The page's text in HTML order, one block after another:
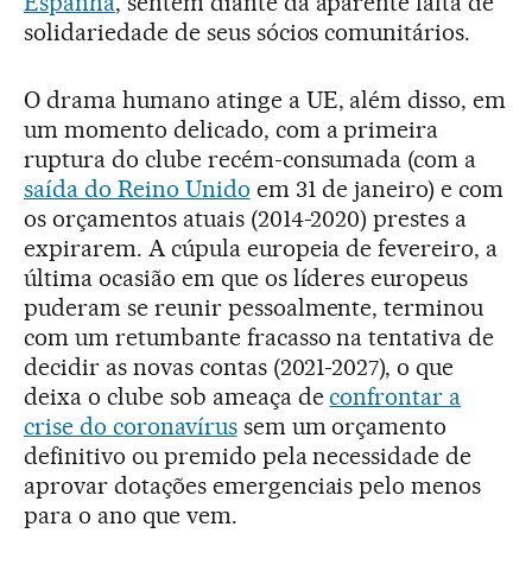
solidariedade de seus sócios comunitários.
O drama humano atinge a UE, além disso, em
um momento delicado, com a primeira
ruptura do clube recém-consumada (com a
saída do Reino Unido em 31 de janeiro) e com
os orçamentos atuais (2014-2020) prestes a
expirarem. A cúpula europeia de fevereiro, a
última ocasião em que os líderes europeus
puderam se reunir pessoalmente, terminou
com um retumbante fracasso na tentativa de
decidir as novas contas (2021-2027), o que
deixa o clube sob ameaça deconfrontar a
crise do coronavírussem um orçamento
definitivo ou premido pela necessidade de
aprovar dotações emergenciais pelo menos
para o ano que vem.